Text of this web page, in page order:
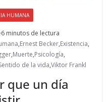
HUMANA
6 minutos de lectura
,Ernest Becker,Existencia,
,Muerte,Psicología,
de la vida,Viktor Frankl
que un día